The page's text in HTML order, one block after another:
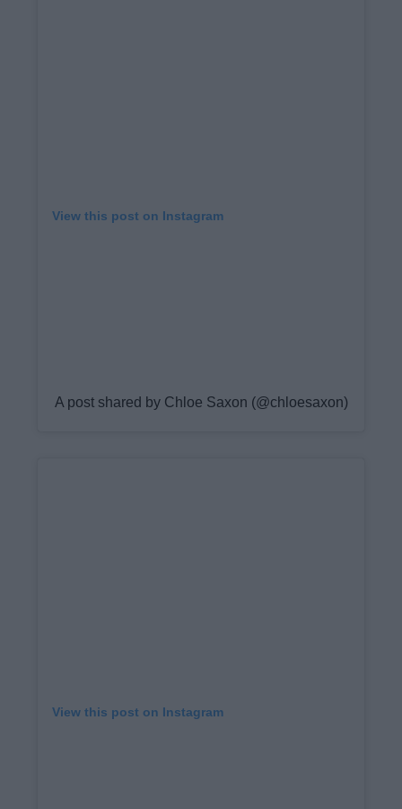
View this post on Instagram
A post shared by Chloe Saxon (@chloesaxon)
View this post on Instagram